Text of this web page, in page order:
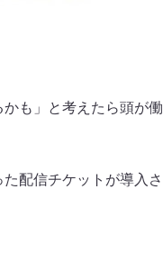
も」と考えたら頭が働
配信チケットが導入さ